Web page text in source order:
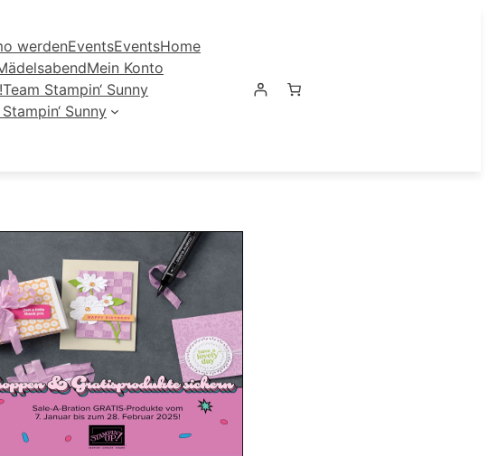
werdenEventsEventsHome
Mein Konto
Team Stampin‘ Sunny
Sunny